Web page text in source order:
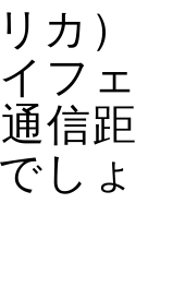
カ）
フェ
信距
しょ